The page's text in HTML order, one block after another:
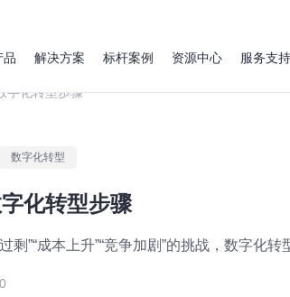
品 解决方案 标杆案例 资源中心 服务支持
字化转型步骤
数字化转型
化转型步骤
剩”“成本上升”“竞争加剧”的挑战，数字化